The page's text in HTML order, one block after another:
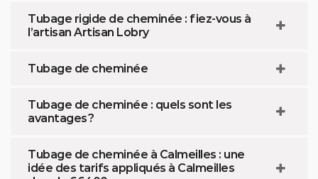
Tubage rigide de cheminée : fiez-vous à
l’artisan Artisan Lobry
Tubage de cheminée
Tubage de cheminée : quels sont les
avantages ?
Tubage de cheminée à Calmeilles : une
idée des tarifs appliqués à Calmeilles